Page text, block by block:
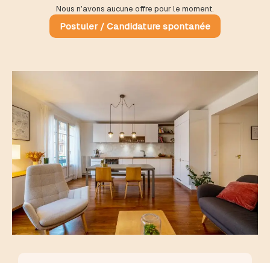
Nous n’avons aucune offre pour le moment.
Postuler / Candidature spontanée